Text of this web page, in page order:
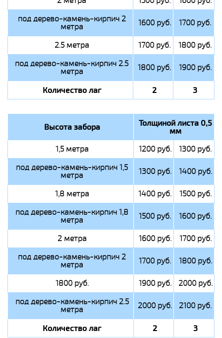
под дерево-камень-кирпич 2
метра 1600 руб. 1700 руб.
2.5 метра 1700 руб.
1800 руб.
под дерево-камень-кирпич 2.5
метра 1800 руб. 1900 руб.
Количество лаг 2 3
Высота забора Толщиной листа 0,5
мм
1,5 метра 1200 руб.
1300 руб.
под дерево-камень-кирпич 1,5
метра 1300 руб. 1400 руб.
1,8 метра 1400 руб.
1500 руб.
под дерево-камень-кирпич 1,8
метра 1500 руб. 1600 руб.
2 метра 1600 руб.
1700 руб.
под дерево-камень-кирпич 2
метра 1700 руб. 1800 руб.
1800 руб. 1900 руб.
2000 руб.
под дерево-камень-кирпич 2.5
метра 2000 руб. 2100 руб.
Количество лаг 2 3